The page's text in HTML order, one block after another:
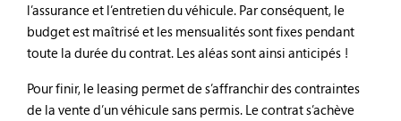
l’assurance et l’entretien du véhicule. Par conséquent, le
budget est maîtrisé et les mensualités sont fixes pendant
toute la durée du contrat. Les aléas sont ainsi anticipés !
Pour finir, le leasing permet de s’affranchir des contraintes
de la vente d’un véhicule sans permis. Le contrat s’achève